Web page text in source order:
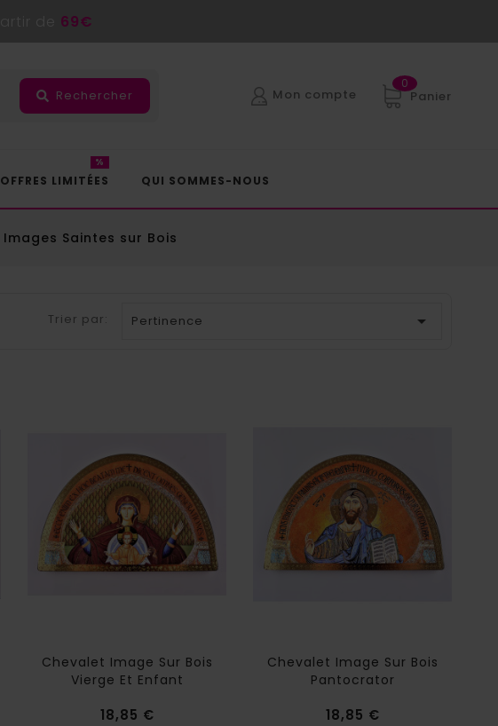
69€
Panier
0
Rechercher Mon compte
OFFRES LIMITÉES
%
QUI SOMMES-NOUS
Images Saintes sur Bois
Trier par: Pertinence 
Chevalet Image Sur Bois
Vierge Et Enfant
18,85 €Prix
Chevalet Image Sur Bois
Pantocrator
18,85 €Prix